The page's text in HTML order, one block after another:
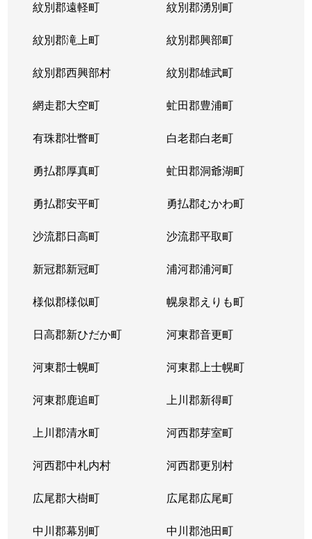
紋別郡遠軽町 紋別郡湧別町
紋別郡滝上町 紋別郡興部町
紋別郡西興部村 紋別郡雄武町
網走郡大空町 虻田郡豊浦町
有珠郡壮瞥町 白老郡白老町
勇払郡厚真町 虻田郡洞爺湖町
勇払郡安平町 勇払郡むかわ町
沙流郡日高町 沙流郡平取町
新冠郡新冠町 浦河郡浦河町
様似郡様似町 幌泉郡えりも町
日高郡新ひだか町 河東郡音更町
河東郡士幌町 河東郡上士幌町
河東郡鹿追町 上川郡新得町
上川郡清水町 河西郡芽室町
河西郡中札内村 河西郡更別村
広尾郡大樹町 広尾郡広尾町
中川郡幕別町 中川郡池田町